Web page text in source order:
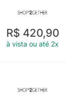
R$ 420,90
à vista ou até 2x